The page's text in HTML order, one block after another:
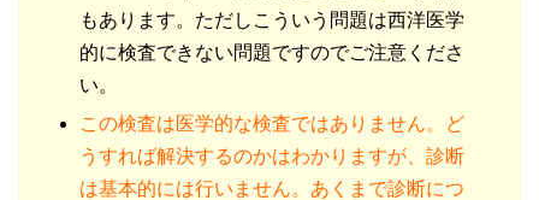
もあります。ただしこういう問題は西洋医学
的に検査できない問題ですのでご注意くださ
い。
この検査は医学的な検査ではありません。ど
うすれば解決するのかはわかりますが、診断
は基本的には行いません。あくまで診断につ